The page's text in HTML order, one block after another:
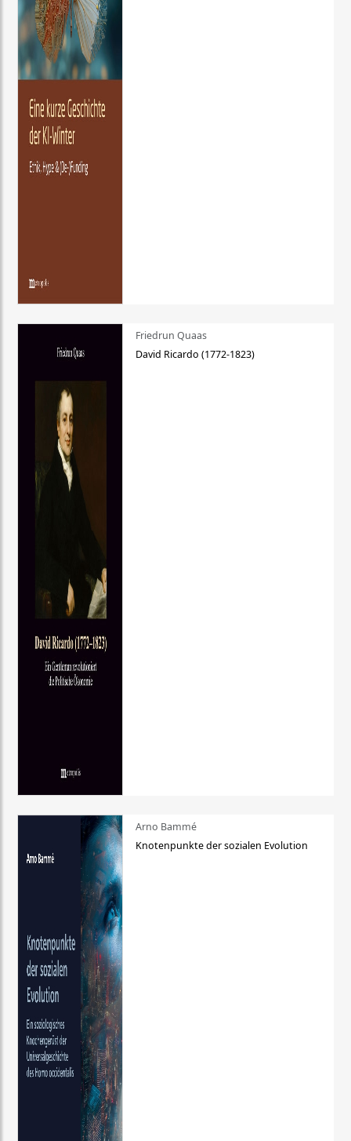
Friedrun Quaas
David Ricardo (1772-1823)
Arno Bammé
Knotenpunkte der sozialen Evolution